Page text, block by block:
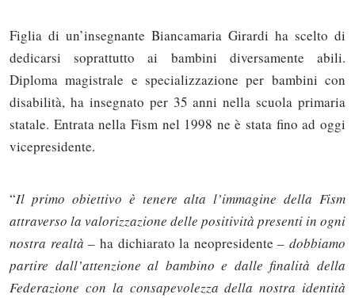
Figlia di un’insegnante Biancamaria Girardi ha scelto di
dedicarsi soprattutto ai bambini diversamente abili.
Diploma magistrale e specializzazione per bambini con
disabilità, ha insegnato per 35 anni nella scuola primaria
statale. Entrata nella Fism nel 1998 ne è stata fino ad oggi
vicepresidente.
“Il primo obiettivo è tenere alta l’immagine della Fism
attraverso la valorizzazione delle positività presenti in ogni
nostra realtà – ha dichiarato la neopresidente – dobbiamo
partire dall’attenzione al bambino e dalle finalità della
Federazione con la consapevolezza della nostra identità